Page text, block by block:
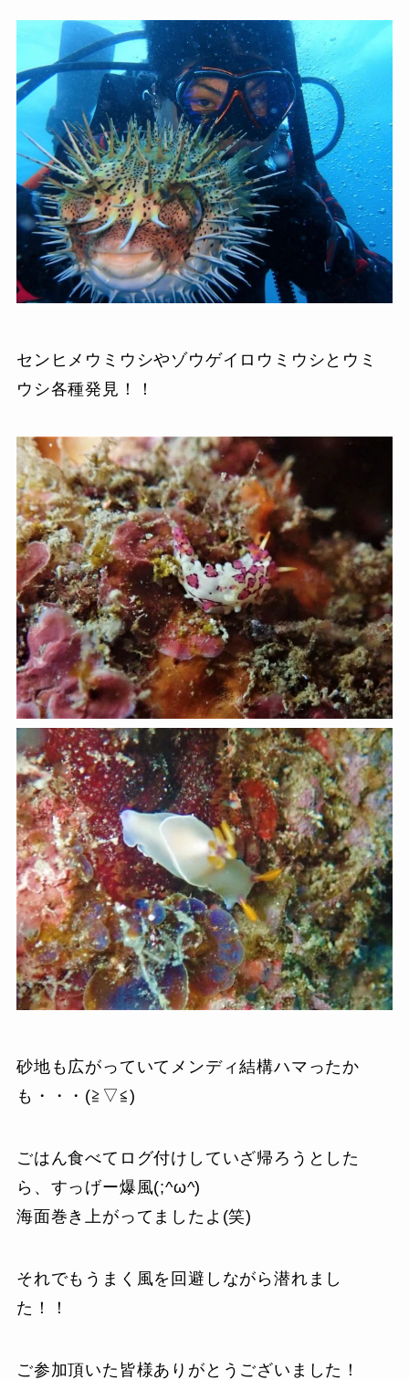
センヒメウミウシやゾウゲイロウミウシとウミ
ウシ各種発見！！
砂地も広がっていてメンディ結構ハマったか
も・・・(≧▽≦)
ごはん食べてログ付けしていざ帰ろうとした
ら、すっげー爆風(;^ω^)
海面巻き上がってましたよ(笑)
それでもうまく風を回避しながら潜れまし
た！！
ご参加頂いた皆様ありがとうございました！